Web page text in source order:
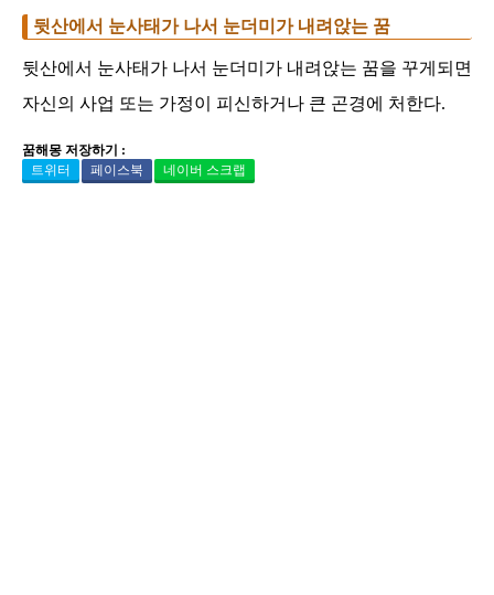
뒷산에서 눈사태가 나서 눈더미가 내려앉는 꿈
뒷산에서 눈사태가 나서 눈더미가 내려앉는 꿈을 꾸게되면
자신의 사업 또는 가정이 피신하거나 큰 곤경에 처한다.
꿈해몽 저장하기 :
트위터
페이스북 네이버 스크랩